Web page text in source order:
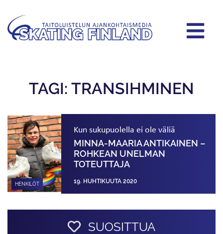
TAGI: TRANSIHMINEN
HENKILÖT
Kun sukupuolella ei ole väliä
MINNA-MAARIA ANTIKAINEN –
ROHKEAN UNELMAN
TOTEUTTAJA
19. HUHTIKUUTA 2020
SUOSITTUA